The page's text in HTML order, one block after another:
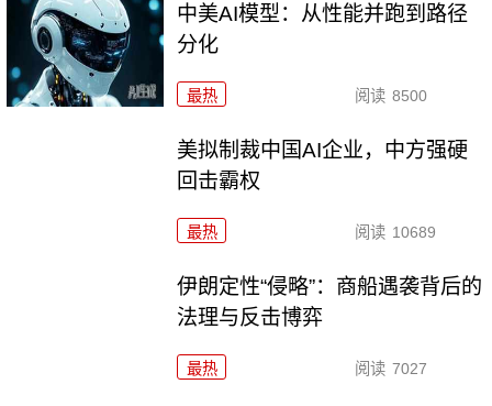
中美AI模型：从性能并跑到路径
分化
最热 阅读 8500
美拟制裁中国AI企业，中方强硬
回击霸权
最热 阅读 10689
伊朗定性“侵略”：商船遇袭背后的
法理与反击博弈
最热 阅读 7027